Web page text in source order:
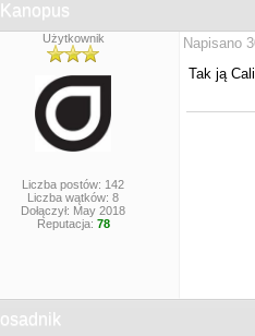
Kanopus
Użytkownik
Liczba postów: 142
Liczba wątków: 8
Dołączył: May 2018
Reputacja: 78
Napisano
Tak ją
osadnik